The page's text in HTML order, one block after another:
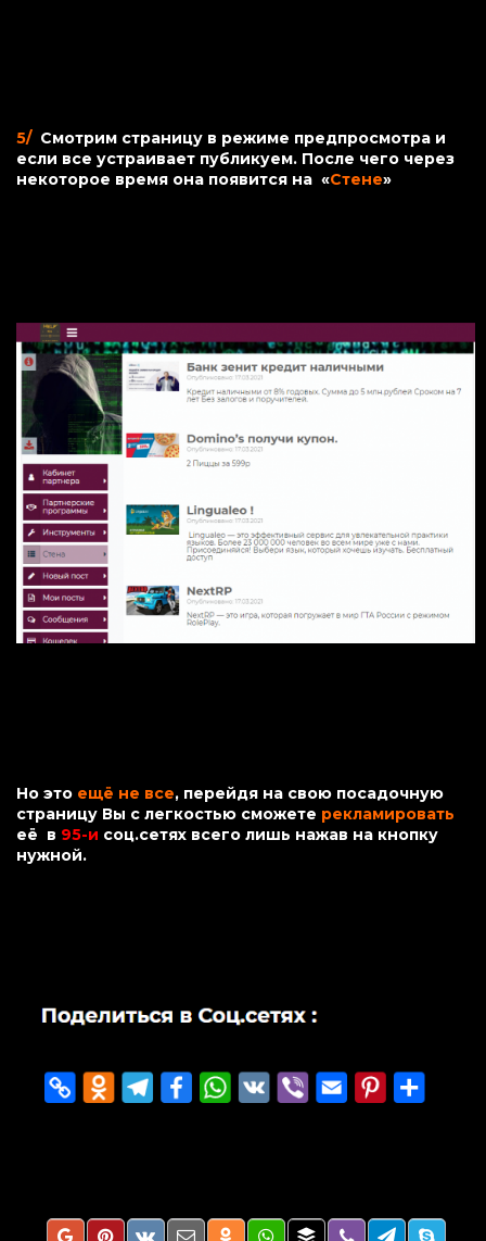
5/ Смотрим страницу в режиме предпросмотра и
если все устраивает публикуем. После чего через
некоторое время она появится на «Стене»
Но это ещё не все, перейдя на свою посадочную
страницу Вы с легкостью сможете рекламировать
её в 95-и соц.сетях всего лишь нажав на кнопку
нужной.